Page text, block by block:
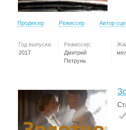
Продюсер Режиссер Автор
Год выпуска:
2017
Режиссер:
Дмитрий
Петрунь